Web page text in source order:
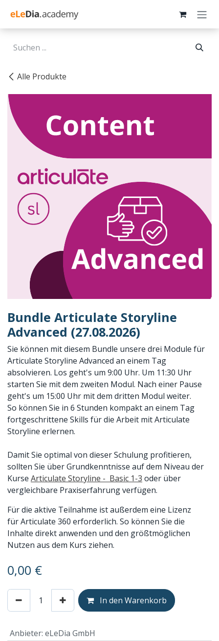
Alle Produkte
Bundle Articulate Storyline
Advanced (27.08.2026)
Sie können mit diesem Bundle unsere drei Module für
Articulate Storyline Advanced an einem Tag
absolvieren. Los geht's um 9:00 Uhr. Um 11:30 Uhr
starten Sie mit dem zweiten Modul. Nach einer Pause
geht's um 15:00 Uhr mit dem dritten Modul weiter.
So können Sie in 6 Stunden kompakt an einem Tag
fortgeschrittene Skills für die Arbeit mit Articulate
Storyline erlernen.
Damit Sie optimal von dieser Schulung profitieren,
sollten Sie über Grundkenntnisse auf dem Niveau der
Kurse Articulate Storyline - Basic 1-3 oder über
vergleichbare Praxiserfahrung verfügen.
Für die aktive Teilnahme ist außerdem eine Lizenz
für Articulate 360 erforderlich. So können Sie die
Inhalte direkt anwenden und den größtmöglichen
Nutzen aus dem Kurs ziehen.
0,00 €
In den Warenkorb
Anbieter: eLeDia GmbH